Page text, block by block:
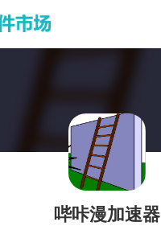
哔咔漫加速器